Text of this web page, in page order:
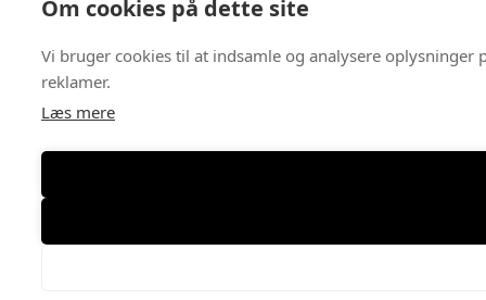
Om cookies på dette site
Vi bruger cookies til at indsamle og analysere
reklamer.
Læs mere